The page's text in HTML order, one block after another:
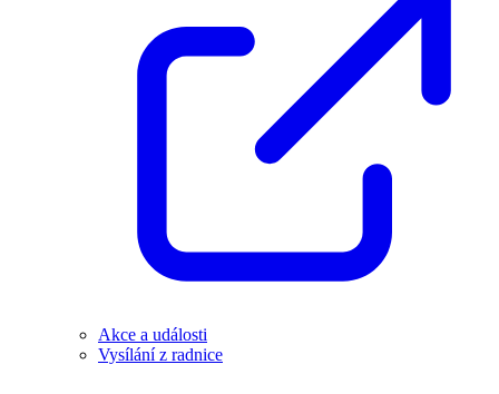
Akce a události
Vysílání z radnice